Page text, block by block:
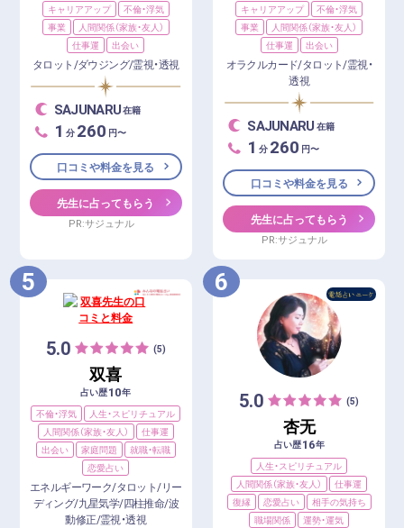
キャリアアップ
不倫・浮気
事業
人間関係（家族・友人）
仕事運
出会い
タロット/ダウジング/霊視・透視
SAJUNARU在籍
1 分 260 円〜
口コミや料金を見る
先生に占ってもらう
PR:サジュナル
キャリアアップ
不倫・浮気
事業
人間関係（家族・友人）
仕事運
出会い
オラクルカード/タロット/霊視・
透視
SAJUNARU 在籍
1 分 260 円〜
口コミや料金を見る
先生に占ってもらう
PR:サジュナル
5
5.0 (5)
双喜
占い歴10年
不倫・浮気
人生・スピリチュアル
人間関係（家族・友人）
仕事運
出会い
家庭問題
就職・転職
恋愛占い
エネルギーワーク/タロット/リー
ディング/九星気学/四柱推命/波
動修正/霊視・透視
6
5.0 (5)
杏无
占い歴16年
人生・スピリチュアル
人間関係（家族・友人）
仕事運
復縁
恋愛占い
相手の気持ち
職場関係
運勢・運気